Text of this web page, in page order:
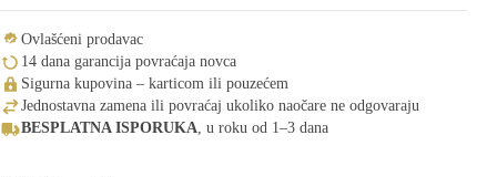
Ovlašćeni prodavac
14 dana garancija povraćaja novca
Sigurna kupovina – karticom ili pouzećem
Jednostavna zamena ili povraćaj ukoliko naočare ne odgovaraju
BESPLATNA ISPORUKA, u roku od 1–3 dana